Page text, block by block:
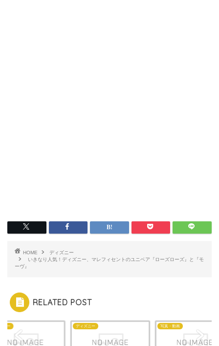
HOME
ディズニー
いきなり人気！ディズニー、マレフィセントのユニベア『ローズローズ』と『モ
ーヴ』
RELATED POST
ニー ディズニー 写真・動画